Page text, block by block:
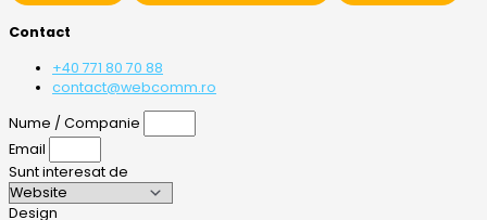
Contact
+40 771 80 70 88
contact@webcomm.ro
Nume / Companie
Email
Sunt interesat de
Design